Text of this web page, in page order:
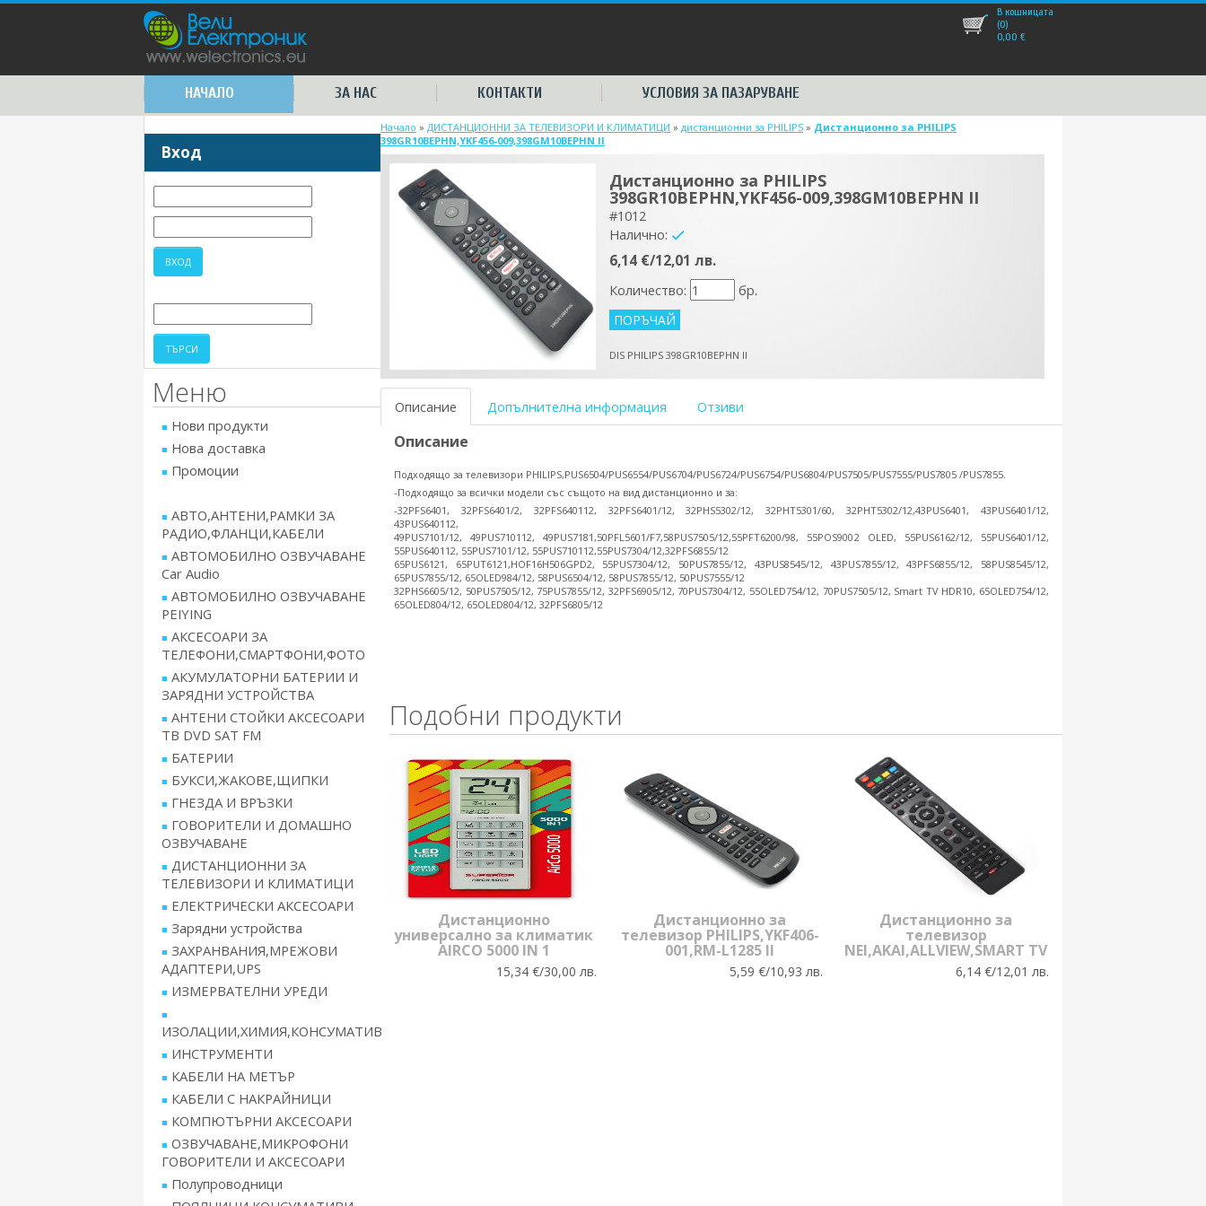
НАЧАЛО ЗА НАС КОНТАКТИ УСЛОВИЯ ЗА ПАЗАРУВАНЕ
В кошницата
(0)
0,00 €
Вход
Меню
Нови продукти
Нова доставка
Промоции
АВТО,АНТЕНИ,РАМКИ ЗА
РАДИО,ФЛАНЦИ,КАБЕЛИ
АВТОМОБИЛНО ОЗВУЧАВАНЕ
Car Audio
АВТОМОБИЛНО ОЗВУЧАВАНЕ
PEIYING
АКСЕСОАРИ ЗА
ТЕЛЕФОНИ,СМАРТФОНИ,ФОТО
АКУМУЛАТОРНИ БАТЕРИИ И
ЗАРЯДНИ УСТРОЙСТВА
АНТЕНИ СТОЙКИ АКСЕСОАРИ
ТВ DVD SAT FM
БАТЕРИИ
БУКСИ,ЖАКОВЕ,ЩИПКИ
ГНЕЗДА И ВРЪЗКИ
ГОВОРИТЕЛИ И ДОМАШНО
ОЗВУЧАВАНЕ
ДИСТАНЦИОННИ ЗА
ТЕЛЕВИЗОРИ И КЛИМАТИЦИ
ЕЛЕКТРИЧЕСКИ АКСЕСОАРИ
Зарядни устройства
ЗАХРАНВАНИЯ,МРЕЖОВИ
АДАПТЕРИ,UPS
ИЗМЕРВАТЕЛНИ УРЕДИ
ИЗОЛАЦИИ,ХИМИЯ,КОНСУМАТИВ
ИНСТРУМЕНТИ
КАБЕЛИ НА МЕТЪР
КАБЕЛИ С НАКРАЙНИЦИ
КОМПЮТЪРНИ АКСЕСОАРИ
ОЗВУЧАВАНЕ,МИКРОФОНИ
ГОВОРИТЕЛИ И АКСЕСОАРИ
Полупроводници
Начало » ДИСТАНЦИОННИ ЗА ТЕЛЕВИЗОРИ И КЛИМАТИЦИ » дистанционни за PHILIPS » Дистанционно за PHILIPS
398GR10BEPHN,YKF456-009,398GM10BEPHN II
Дистанционно за PHILIPS
398GR10BEPHN,YKF456-009,398GM10BEPHN II
#1012
Налично:
6,14 €/12,01 лв.
Количество: бр.
DIS PHILIPS 398GR10BEPHN II
Описание Допълнителна информация Отзиви
Описание
Подходящо за телевизори PHILIPS,PUS6504/PUS6554/PUS6704/PUS6724/PUS6754/PUS6804/PUS7505/PUS7555/PUS7805 /PUS7855.
-Подходящо за всички модели със същото на вид дистанционно и за:
-32PFS6401, 32PFS6401/2, 32PFS640112, 32PFS6401/12, 32PHS5302/12, 32PHT5301/60, 32PHT5302/12,43PUS6401, 43PUS6401/12,
43PUS640112,
49PUS7101/12, 49PUS710112, 49PUS7181,50PFL5601/F7,58PUS7505/12,55PFT6200/98, 55POS9002 OLED, 55PUS6162/12, 55PUS6401/12,
55PUS640112, 55PUS7101/12, 55PUS710112,55PUS7304/12,32PFS6855/12
65PUS6121, 65PUT6121,HOF16H506GPD2, 55PUS7304/12, 50PUS7855/12, 43PUS8545/12, 43PUS7855/12, 43PFS6855/12, 58PUS8545/12,
65PUS7855/12, 65OLED984/12, 58PUS6504/12, 58PUS7855/12, 50PUS7555/12
32PHS6605/12, 50PUS7505/12, 75PUS7855/12, 32PFS6905/12, 70PUS7304/12, 55OLED754/12, 70PUS7505/12, Smart TV HDR10, 65OLED754/12,
65OLED804/12, 65OLED804/12, 32PFS6805/12
Подобни продукти
Дистанционно
универсално за климатик
AIRCO 5000 IN 1
15,34 €/30,00 лв.
Дистанционно за
телевизор PHILIPS,YKF406-
001,RM-L1285 II
5,59 €/10,93 лв.
Дистанционно за
телевизор
NEI,AKAI,ALLVIEW,SMART TV
6,14 €/12,01 лв.